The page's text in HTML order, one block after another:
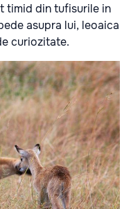
timid din tufisurile in
asupra lui, leoaica
curiozitate.